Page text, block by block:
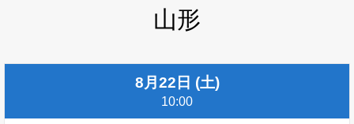
山形
8月22日 (土)
10:00